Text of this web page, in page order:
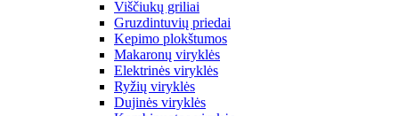
Viščiukų griliai
Gruzdintuvių priedai
Kepimo plokštumos
Makaronų viryklės
Elektrinės viryklės
Ryžių viryklės
Dujinės viryklės